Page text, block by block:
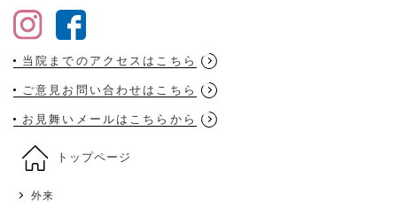
当院までのアクセスはこちら
ご意見お問い合わせはこちら
お見舞いメールはこちらから
トップページ
外来